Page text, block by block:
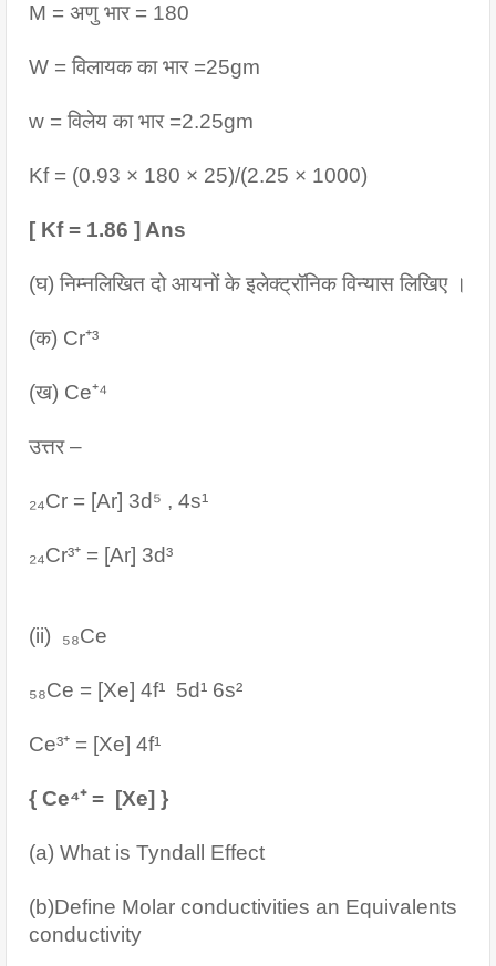
M = अणु भार = 180
W = विलायक का भार =25gm
w = विलेय का भार =2.25gm
Kf = (0.93 × 180 × 25)/(2.25 × 1000)
[ Kf = 1.86 ] Ans
(घ) निम्नलिखित दो आयनों के इलेक्ट्रॉनिक विन्यास लिखिए ।
(क) Cr⁺³
(ख) Ce⁺⁴
उत्तर –
₂₄Cr = [Ar] 3d⁵ , 4s¹
₂₄Cr³⁺ = [Ar] 3d³
(ii)  ₅₈Ce
₅₈Ce = [Xe] 4f¹  5d¹ 6s²
Ce³⁺ = [Xe] 4f¹
{ Ce⁴⁺ =  [Xe] }
(a) What is Tyndall Effect
(b)Define Molar conductivities an Equivalents
conductivity